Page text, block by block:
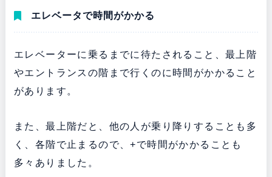
エレベータで時間がかかる
エレベーターに乗るまでに待たされること、最上階
やエントランスの階まで行くのに時間がかかること
があります。
また、最上階だと、他の人が乗り降りすることも多
く、各階で止まるので、+で時間がかかることも
多々ありました。